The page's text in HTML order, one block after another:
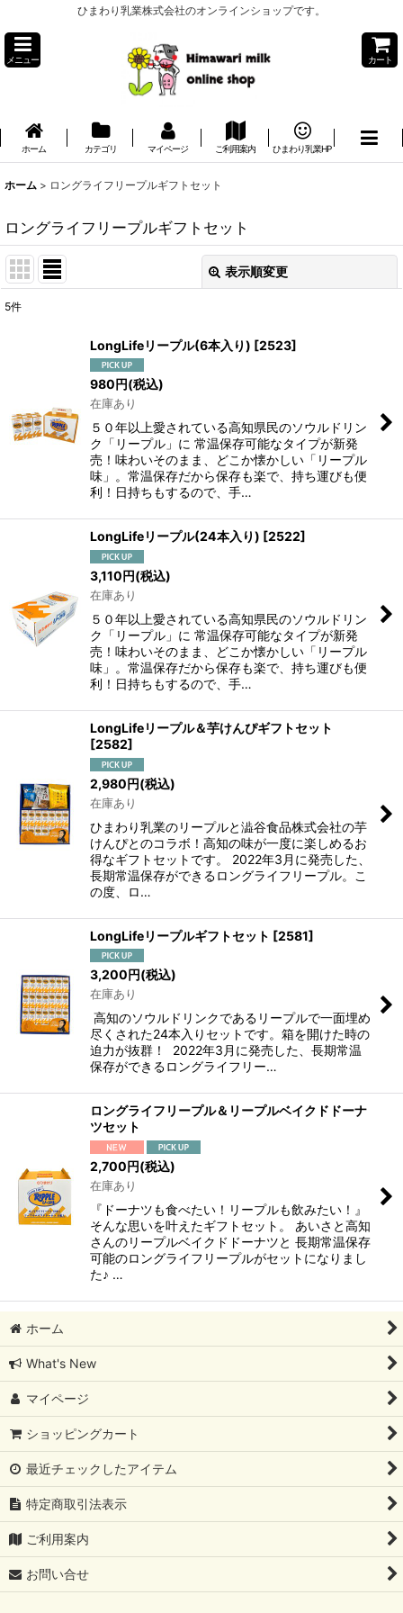
ひまわり乳業株式会社のオンラインショップです。
メニュー カート
ホーム カテゴリ マイページ ご利用案内 ひまわり乳業HP
ホーム > ロングライフリープルギフトセット
ロングライフリープルギフトセット
表示順変更
絞り込む
5件
LongLifeリープル(6本入り) [2523]
980円(税込)
在庫あり
５０年以上愛されている高知県民のソウルドリン
ク「リープル」に 常温保存可能なタイプが新発
売！味わいそのまま、どこか懐かしい「リープル
味」。常温保存だから保存も楽で、持ち運びも便
利！日持ちもするので、手…
LongLifeリープル(24本入り) [2522]
3,110円(税込)
在庫あり
５０年以上愛されている高知県民のソウルドリン
ク「リープル」に 常温保存可能なタイプが新発
売！味わいそのまま、どこか懐かしい「リープル
味」。常温保存だから保存も楽で、持ち運びも便
利！日持ちもするので、手…
LongLifeリープル＆芋けんぴギフトセット
[2582]
2,980円(税込)
在庫あり
ひまわり乳業のリープルと澁谷食品株式会社の芋
けんぴとのコラボ！高知の味が一度に楽しめるお
得なギフトセットです。 2022年3月に発売した、
長期常温保存ができるロングライフリープル。こ
の度、ロ…
LongLifeリープルギフトセット [2581]
3,200円(税込)
在庫あり
高知のソウルドリンクであるリープルで一面埋め
尽くされた24本入りセットです。箱を開けた時の
迫力が抜群！ 2022年3月に発売した、長期常温
保存ができるロングライフリー…
ロングライフリープル＆リープルベイクドドーナ
ツセット
2,700円(税込)
在庫あり
『ドーナツも食べたい！リープルも飲みたい！』
そんな思いを叶えたギフトセット。 あいさと高知
さんのリープルベイクドドーナツと 長期常温保存
可能のロングライフリープルがセットになりまし
た♪ …
ホーム
What's New
マイページ
ショッピングカート
最近チェックしたアイテム
特定商取引法表示
ご利用案内
お問い合せ